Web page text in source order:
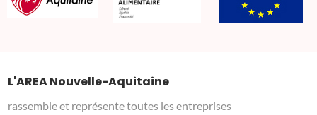
L'AREA Nouvelle-Aquitaine
rassemble et représente toutes les entreprises